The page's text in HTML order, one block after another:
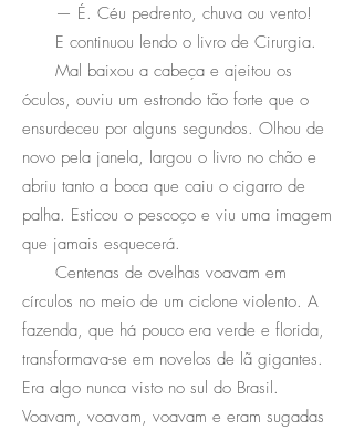
— É. Céu pedrento, chuva ou vento!
E continuou lendo o livro de Cirurgia.
Mal baixou a cabeça e ajeitou os
óculos, ouviu um estrondo tão forte que o
ensurdeceu por alguns segundos. Olhou de
novo pela janela, largou o livro no chão e
abriu tanto a boca que caiu o cigarro de
palha. Esticou o pescoço e viu uma imagem
que jamais esquecerá.
Centenas de ovelhas voavam em
círculos no meio de um ciclone violento. A
fazenda, que há pouco era verde e florida,
transformava-se em novelos de lã gigantes.
Era algo nunca visto no sul do Brasil.
Voavam, voavam, voavam e eram sugadas